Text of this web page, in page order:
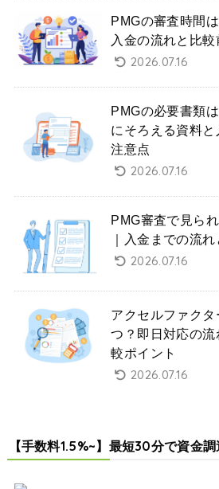
PMGの審査時間
入金の流れと比
2026.07.16
PMGの必要書類
にそろえる資料と
注意点
2026.07.16
PMG審査で見ら
｜入金までの流
2026.07.16
アクセルファク
つ？即日対応の
較ポイント
2026.07.16
【手数料1.5%~】最短30分で資金調